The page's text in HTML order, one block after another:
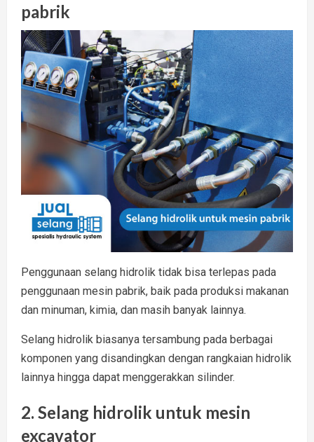
pabrik
Penggunaan selang hidrolik tidak bisa terlepas pada
penggunaan mesin pabrik, baik pada produksi makanan
dan minuman, kimia, dan masih banyak lainnya.
Selang hidrolik biasanya tersambung pada berbagai
komponen yang disandingkan dengan rangkaian hidrolik
lainnya hingga dapat menggerakkan silinder.
2. Selang hidrolik untuk mesin
excavator